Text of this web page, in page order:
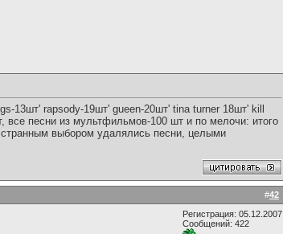
13шт' rapsody-19шт' gueen-20шт' tina turner 18шт' kill
все песни из мультфильмов-100 шт и по мелочи: итого
выбором удалялись песни, целыми
#42
Регистрация: 05.12.2007
Сообщений: 422